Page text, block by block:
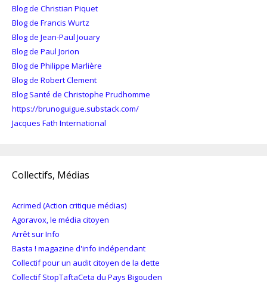
Blog de Christian Piquet
Blog de Francis Wurtz
Blog de Jean-Paul Jouary
Blog de Paul Jorion
Blog de Philippe Marlière
Blog de Robert Clement
Blog Santé de Christophe Prudhomme
https://brunoguigue.substack.com/
Jacques Fath International
Collectifs, Médias
Acrimed (Action critique médias)
Agoravox, le média citoyen
Arrêt sur Info
Basta ! magazine d'info indépendant
Collectif pour un audit citoyen de la dette
Collectif StopTaftaCeta du Pays Bigouden